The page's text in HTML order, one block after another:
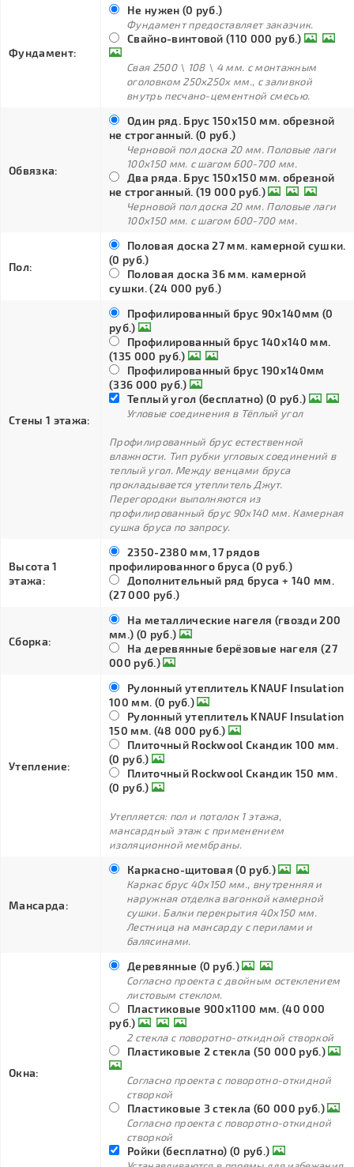
Фундамент:
Не нужен (0 руб.)
Фундамент предоставляет заказчик.
Свайно-винтовой (110 000 руб.)
Свая 2500 \ 108 \ 4 мм. с монтажным
оголовком 250х250х мм., с заливкой
внутрь песчано-цементной смесью.
Обвязка:
Один ряд. Брус 150х150 мм. обрезной
не строганный. (0 руб.)
Черновой пол доска 20 мм. Половые лаги
100х150 мм. с шагом 600-700 мм.
Два ряда. Брус 150х150 мм. обрезной
не строганный. (19 000 руб.)
Черновой пол доска 20 мм. Половые лаги
100х150 мм. с шагом 600-700 мм.
Пол:
Половая доска 27 мм. камерной сушки.
(0 руб.)
Половая доска 36 мм. камерной
сушки. (24 000 руб.)
Стены 1 этажа:
Профилированный брус 90х140мм (0
руб.)
Профилированный брус 140х140 мм.
(135 000 руб.)
Профилированный брус 190х140мм
(336 000 руб.)
Теплый угол (бесплатно) (0 руб.)
Угловые соединения в Тёплый угол
Профилированный брус естественной
влажности. Тип рубки угловых соединений в
теплый угол. Между венцами бруса
прокладывается утеплитель Джут.
Перегородки выполняются из
профилированный брус 90х140 мм. Камерная
сушка бруса по запросу.
Высота 1
этажа:
2350-2380 мм, 17 рядов
профилированного бруса (0 руб.)
Дополнительный ряд бруса + 140 мм.
(27 000 руб.)
Сборка:
На металлические нагеля (гвозди 200
мм.) (0 руб.)
На деревянные берёзовые нагеля (27
000 руб.)
Утепление:
Рулонный утеплитель KNAUF Insulation
100 мм. (0 руб.)
Рулонный утеплитель KNAUF Insulation
150 мм. (48 000 руб.)
Плиточный Rockwool Скандик 100 мм.
(0 руб.)
Плиточный Rockwool Скандик 150 мм.
(0 руб.)
Утепляется: пол и потолок 1 этажа,
мансардный этаж с применением
изоляционной мембраны.
Мансарда:
Каркасно-щитовая (0 руб.)
Каркас брус 40х150 мм., внутренняя и
наружная отделка вагонкой камерной
сушки. Балки перекрытия 40х150 мм.
Лестница на мансарду с перилами и
балясинами.
Окна:
Деревянные (0 руб.)
Согласно проекта с двойным остеклением
листовым стеклом.
Пластиковые 900х1100 мм. (40 000
руб.)
2 стекла с поворотно-откидной створкой
Пластиковые 2 стекла (50 000 руб.)
Согласно проекта с поворотно-откидной
створкой
Пластиковые 3 стекла (60 000 руб.)
Согласно проекта с поворотно-откидной
створкой
Ройки (бесплатно) (0 руб.)